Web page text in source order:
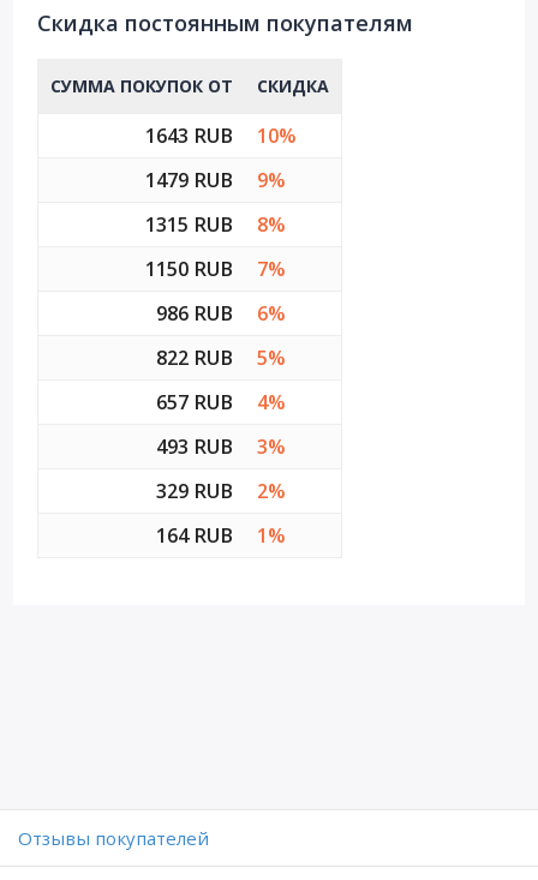
Cкидка постоянным покупателям
СУММА ПОКУПОК ОТ СКИДКА
1643 RUB
10%
1479 RUB
9%
1315 RUB
8%
1150 RUB
7%
986 RUB
6%
822 RUB
5%
657 RUB
4%
493 RUB
3%
329 RUB
2%
164 RUB
1%
Отзывы покупателей